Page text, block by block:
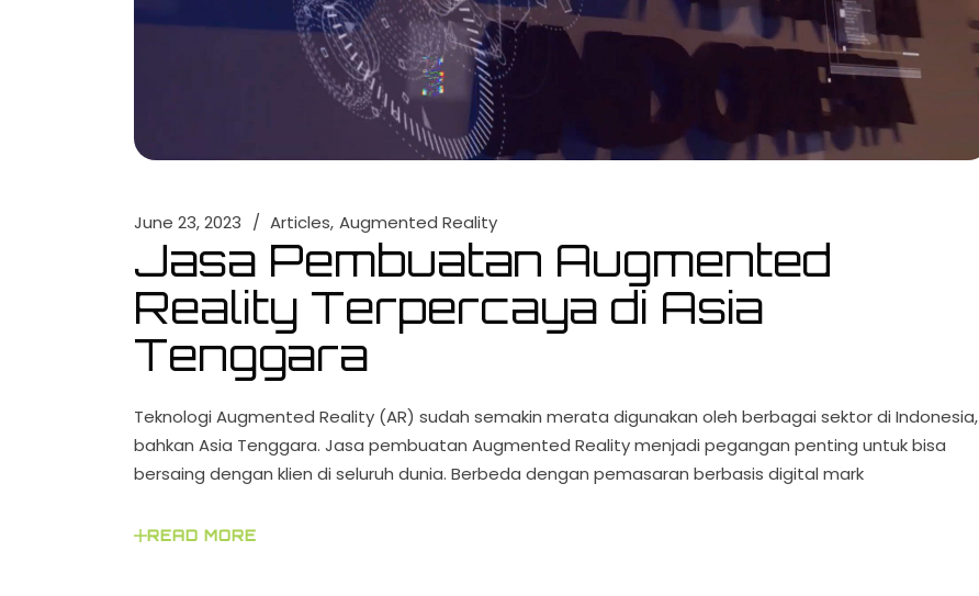
June 23, 2023 Articles Augmented Reality
Jasa Pembuatan Augmented
Reality Terpercaya di Asia
Tenggara
Teknologi Augmented Reality (AR) sudah semakin merata digunakan oleh berbagai sektor di Indonesia,
bahkan Asia Tenggara. Jasa pembuatan Augmented Reality menjadi pegangan penting untuk bisa
bersaing dengan klien di seluruh dunia. Berbeda dengan pemasaran berbasis digital mark
READ MORE